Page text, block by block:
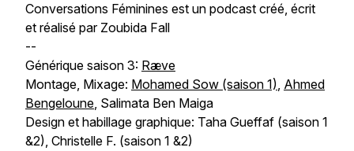
Conversations Féminines est un podcast créé, écrit
et réalisé par Zoubida Fall
--
Générique saison 3: Ræve
Montage, Mixage: Mohamed Sow (saison 1), Ahmed
Bengeloune, Salimata Ben Maiga
Design et habillage graphique: Taha Gueffaf (saison 1
&2), Christelle F. (saison 1 &2)